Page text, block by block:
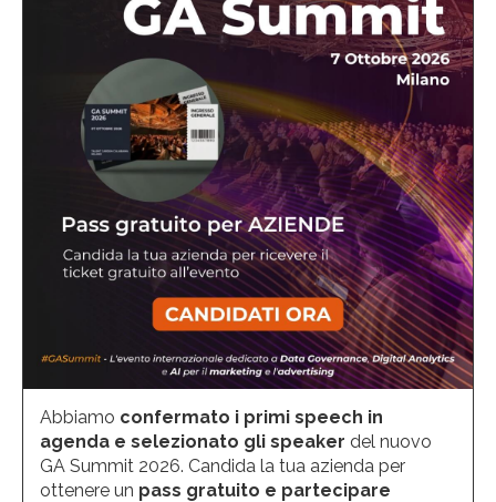
Abbiamo confermato i primi speech in
agenda e selezionato gli speaker del nuovo
GA Summit 2026. Candida la tua azienda per
ottenere un pass gratuito e partecipare